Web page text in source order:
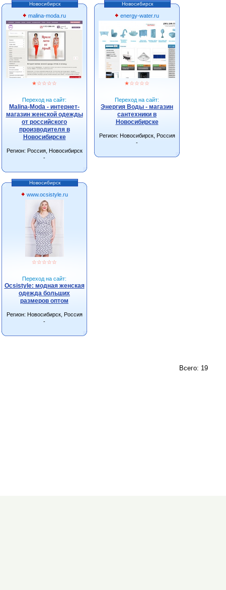
Новосибирск
malina-moda.ru
★☆☆☆☆
Переход на сайт:
Malina-Moda - интернет-
магазин женской одежды
от российского
производителя в
Новосибирске
Регион: Россия, Новосибирск
-
Новосибирск
energy-water.ru
★☆☆☆☆
Переход на сайт:
Энергия Воды - магазин
сантехники в
Новосибирске
Регион: Новосибирск, Россия
-
Новосибирск
www.ocsistyle.ru
☆☆☆☆☆
Переход на сайт:
Ocsistyle: модная женская
одежда больших
размеров оптом
Регион: Новосибирск, Россия
-
Всего: 19